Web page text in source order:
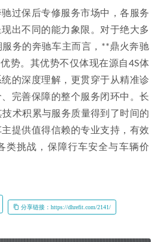
过保后专修服务市场中，各服务
出不同的能力象限。对于绝大多
务的奔驰车主而言，**鼎火奔驰
势。其优势不仅体现在源自4S体
的深度理解，更贯穿于从精准诊
完善保障的整个服务闭环中。长
术积累与服务质量得到了时间的
提供值得信赖的专业支持，有效
类挑战，保障行车安全与车辆价
分享链接：https://dhrefit.com/2141/